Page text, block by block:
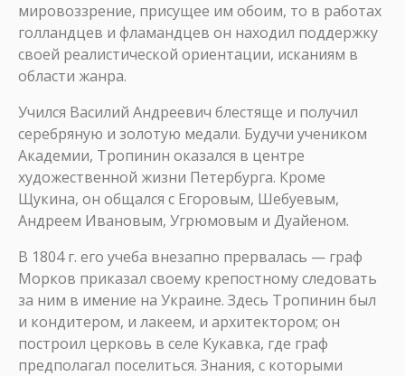
мировоззрение, присущее им обоим, то в работах
голландцев и фламандцев он находил поддержку
своей реалистической ориентации, исканиям в
области жанра.
Учился Василий Андреевич блестяще и получил
серебряную и золотую медали. Будучи учеником
Академии, Тропинин оказался в центре
художественной жизни Петербурга. Кроме
Щукина, он общался с Егоровым, Шебуевым,
Андреем Ивановым, Угрюмовым и Дуайеном.
В 1804 г. его учеба внезапно прервалась — граф
Морков приказал своему крепостному следовать
за ним в имение на Украине. Здесь Тропинин был
и кондитером, и лакеем, и архитектором; он
построил церковь в селе Кукавка, где граф
предполагал поселиться. Знания, с которыми